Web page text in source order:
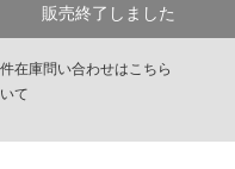
販売終了しました
在庫問い合わせはこちら
て